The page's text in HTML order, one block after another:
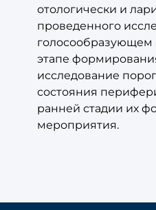
отологически и
проведенного
голосообразующем
этапе
исследование
состояния
ранней стадии их
мероприятия.